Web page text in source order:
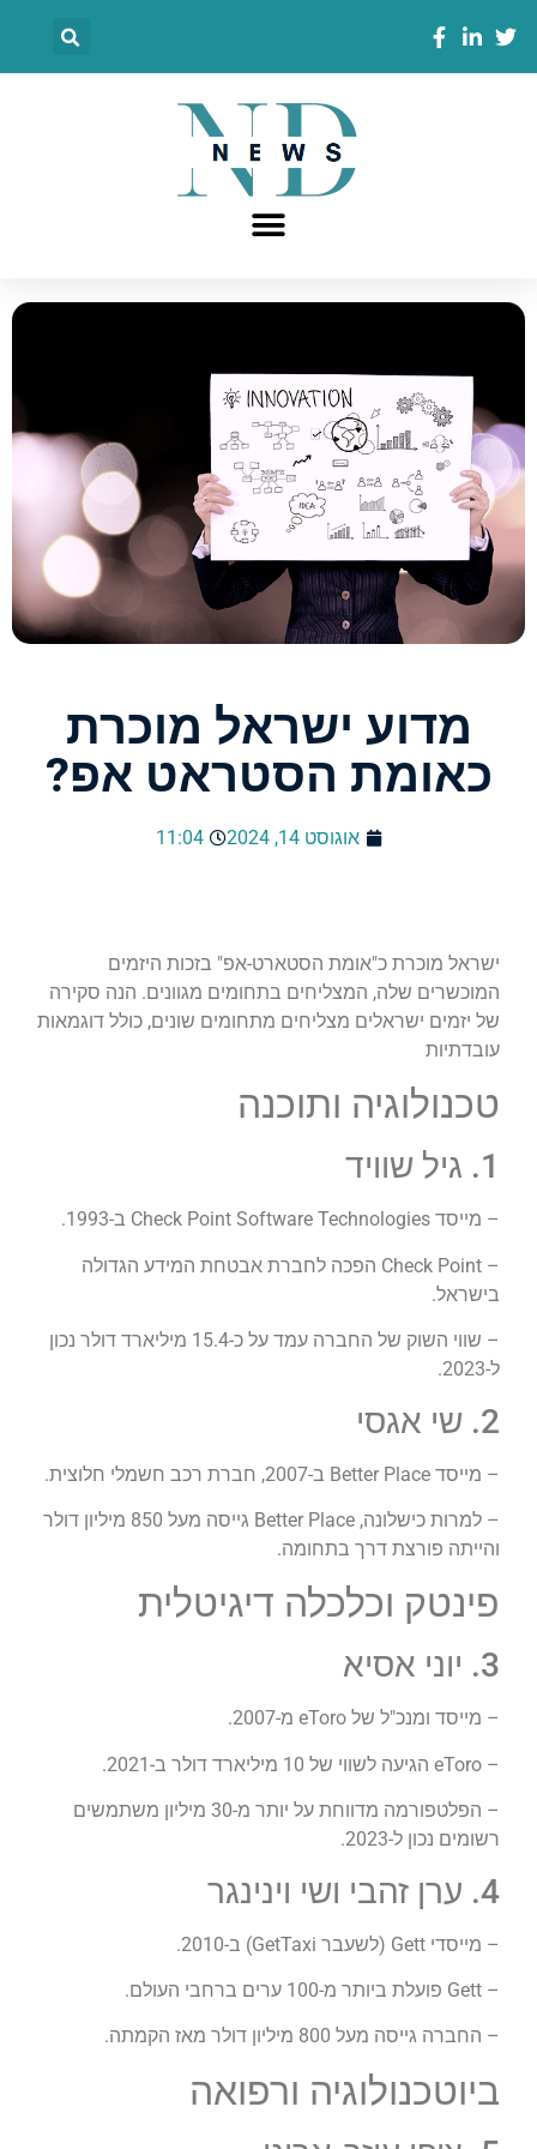
מדוע ישראל מוכרת
כאומת הסטראט אפ?
אוגוסט 14, 2024 11:04
ישראל מוכרת כ"אומת הסטארט-אפ" בזכות היזמים
המוכשרים שלה, המצליחים בתחומים מגוונים. הנה סקירה
של יזמים ישראלים מצליחים מתחומים שונים, כולל דוגמאות
עובדתיות
טכנולוגיה ותוכנה
1. גיל שוויד
– מייסד Check Point Software Technologies ב-1993.
– Check Point הפכה לחברת אבטחת המידע הגדולה
בישראל.
– שווי השוק של החברה עמד על כ-15.4 מיליארד דולר נכון
ל-2023.
2. שי אגסי
– מייסד Better Place ב-2007, חברת רכב חשמלי חלוצית.
– למרות כישלונה, Better Place גייסה מעל 850 מיליון דולר
והייתה פורצת דרך בתחומה.
פינטק וכלכלה דיגיטלית
3. יוני אסיא
– מייסד ומנכ"ל של eToro מ-2007.
– eToro הגיעה לשווי של 10 מיליארד דולר ב-2021.
– הפלטפורמה מדווחת על יותר מ-30 מיליון משתמשים
רשומים נכון ל-2023.
4. ערן זהבי ושי וינינגר
– מייסדי Gett (לשעבר GetTaxi) ב-2010.
– Gett פועלת ביותר מ-100 ערים ברחבי העולם.
– החברה גייסה מעל 800 מיליון דולר מאז הקמתה.
ביוטכנולוגיה ורפואה